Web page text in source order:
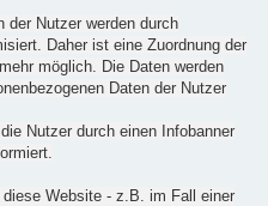
der Nutzer werden durch
Daher ist eine Zuordnung der
möglich. Die Daten werden
Daten der Nutzer
Nutzer durch einen Infobanner
Website - z.B. im Fall einer